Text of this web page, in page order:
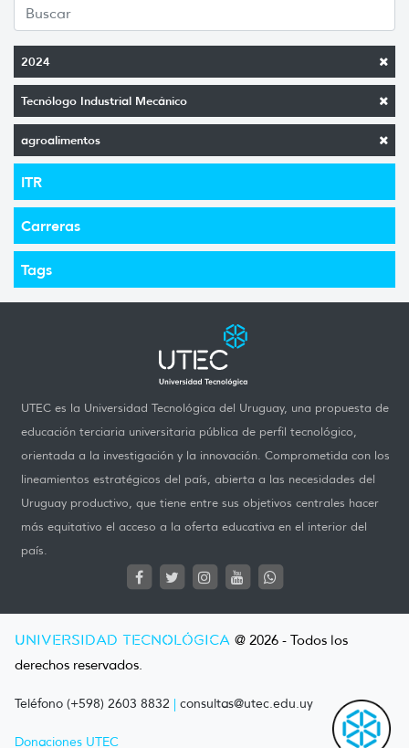
2024
Tecnólogo Industrial Mecánico
agroalimentos
ITR
Carreras
Tags
UTEC es la Universidad Tecnológica del Uruguay, una propuesta de
educación terciaria universitaria pública de perfil tecnológico,
orientada a la investigación y la innovación. Comprometida con los
lineamientos estratégicos del país, abierta a las necesidades del
Uruguay productivo, que tiene entre sus objetivos centrales hacer
más equitativo el acceso a la oferta educativa en el interior del
país.
UNIVERSIDAD TECNOLÓGICA @ 2026 - Todos los
derechos reservados.
Teléfono (+598) 2603 8832 | consultas@utec.edu.uy
Donaciones UTEC